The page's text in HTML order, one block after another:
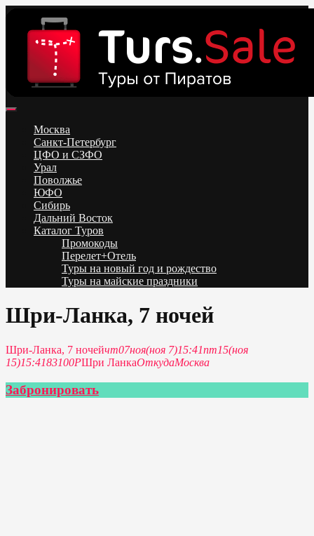
content
Низкие цены на путевки 3-7-10 ночей все включено, отдых на
море. Распродажа экскурсионных и горнолыжных туров.
Обновление каждый день. Официальный сайт Тур Сейл
Москва
Санкт-Петербург
ЦФО и СЗФО
Урал
Поволжье
ЮФО
Сибирь
Дальний Восток
Каталог Туров
Промокоды
Перелет+Отель
Туры на новый год и рождество
Туры на майские праздники
Шри-Ланка, 7 ночей
Шри-Ланка, 7 ночейчт07ноя(ноя 7)15:41пт15(ноя
15)15:4183100РШри ЛанкаОткудаМосква
Забронировать